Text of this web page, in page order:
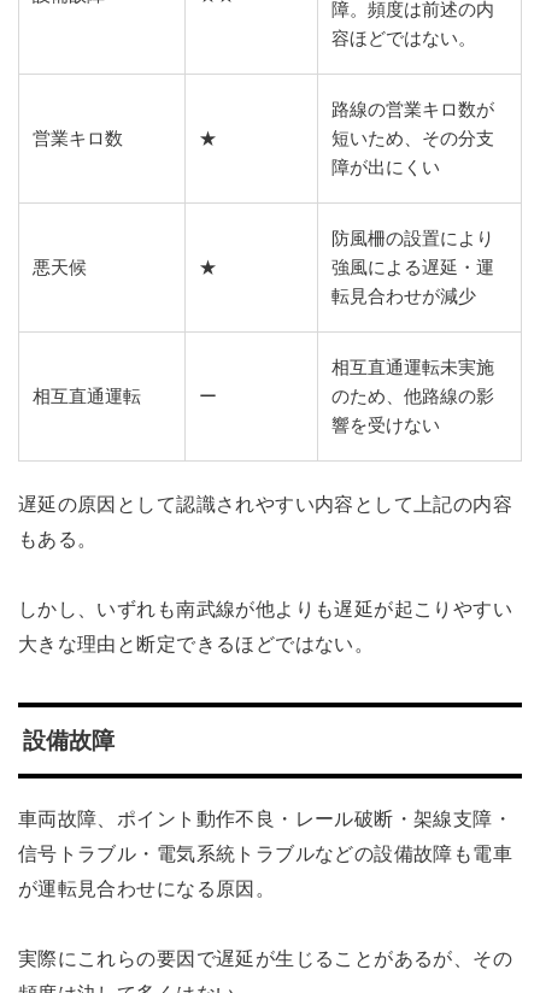
障。頻度は前述の内
容ほどではない。
営業キロ数 ★
路線の営業キロ数が
短いため、その分支
障が出にくい
悪天候 ★
防風柵の設置により
強風による遅延・運
転見合わせが減少
相互直通運転 ー
相互直通運転未実施
のため、他路線の影
響を受けない
遅延の原因として認識されやすい内容として上記の内容
もある。
しかし、いずれも南武線が他よりも遅延が起こりやすい
大きな理由と断定できるほどではない。
設備故障
車両故障、ポイント動作不良・レール破断・架線支障・
信号トラブル・電気系統トラブルなどの設備故障も電車
が運転見合わせになる原因。
実際にこれらの要因で遅延が生じることがあるが、その